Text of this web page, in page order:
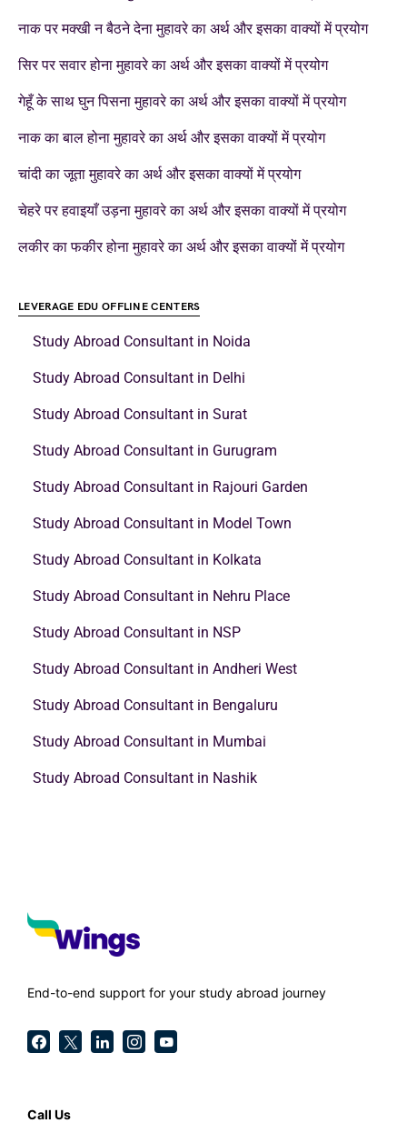
नाक पर मक्खी न बैठने देना मुहावरे का अर्थ और इसका वाक्यों में प्रयोग
सिर पर सवार होना मुहावरे का अर्थ और इसका वाक्यों में प्रयोग
गेहूँ के साथ घुन पिसना मुहावरे का अर्थ और इसका वाक्यों में प्रयोग
नाक का बाल होना मुहावरे का अर्थ और इसका वाक्यों में प्रयोग
चांदी का जूता मुहावरे का अर्थ और इसका वाक्यों में प्रयोग
चेहरे पर हवाइयाँ उड़ना मुहावरे का अर्थ और इसका वाक्यों में प्रयोग
लकीर का फकीर होना मुहावरे का अर्थ और इसका वाक्यों में प्रयोग
LEVERAGE EDU OFFLINE CENTERS
Study Abroad Consultant in Noida
Study Abroad Consultant in Delhi
Study Abroad Consultant in Surat
Study Abroad Consultant in Gurugram
Study Abroad Consultant in Rajouri Garden
Study Abroad Consultant in Model Town
Study Abroad Consultant in Kolkata
Study Abroad Consultant in Nehru Place
Study Abroad Consultant in NSP
Study Abroad Consultant in Andheri West
Study Abroad Consultant in Bengaluru
Study Abroad Consultant in Mumbai
Study Abroad Consultant in Nashik
End-to-end support for your study abroad journey
Call Us